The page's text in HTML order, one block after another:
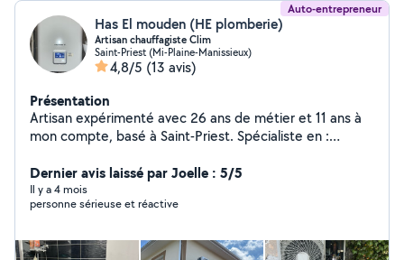
Auto-entrepreneur
Has El mouden (HE plomberie)
Artisan chauffagiste Clim
Saint-Priest (Mi-Plaine-Manissieux)
4,8/5 (13 avis)
Présentation
Artisan expérimenté avec 26 ans de métier et 11 ans à
mon compte, basé à Saint-Priest. Spécialiste en :
installations sanitaires Électricité et remise aux normes
Climatisation : installation, entretien et dépannage
Certifié PGI Gaz, titulaire de l'assurance décennale et
Travail garanti
Dernier avis laissé par Joelle : 5/5
Il y a 4 mois
personne sérieuse et réactive